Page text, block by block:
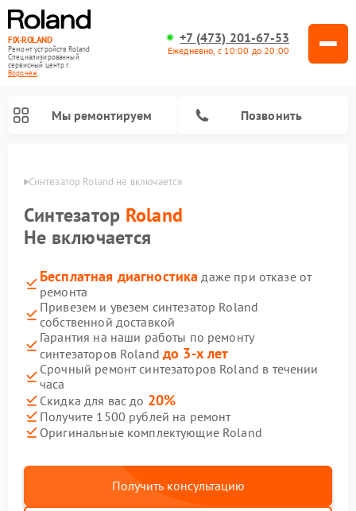
FIX-ROLAND
Ремонт устройств Roland
Специализированный
cервисный центр г.
Воронеж
+7 (473) 201-67-53
Ежедневно, с 10:00 до 20:00
Мы ремонтируем Позвонить
Синтезатор Roland не включается
Синтезатор Roland
Не включается
Бесплатная диагностика даже при отказе от
ремонта
Привезем и увезем синтезатор Roland
собственной доставкой
Гарантия на наши работы по ремонту
синтезаторов Rolandдо 3-х лет
Срочный ремонт синтезаторов Roland в течении
часа
Скидка для вас до 20%
Получите 1500 рублей на ремонт
Оригинальные комплектующие Roland
Получить консультацию